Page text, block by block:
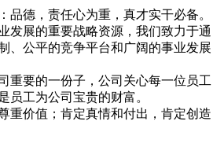
品德，责任心为重，真才实干必备。
发展的重要战略资源，我们致力于通
、公平的竞争平台和广阔的事业发展
重要的一份子，公司关心每一位员工
员工为公司宝贵的财富。
重价值；肯定真情和付出，肯定创造